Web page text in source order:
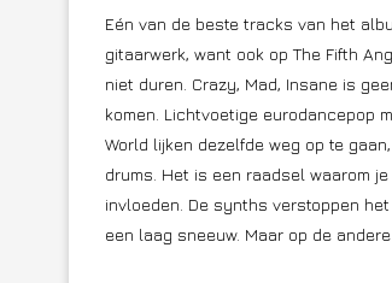
Eén van de beste tracks van het
gitaarwerk, want ook op The Fifth
niet duren. Crazy, Mad, Insane is
komen. Lichtvoetige eurodancepop
World lijken dezelfde weg op te
drums. Het is een raadsel waarom
invloeden. De synths verstoppen
een laag sneeuw. Maar op de